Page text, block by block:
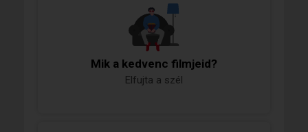
Mik a kedvenc filmjeid?
Elfujta a szél